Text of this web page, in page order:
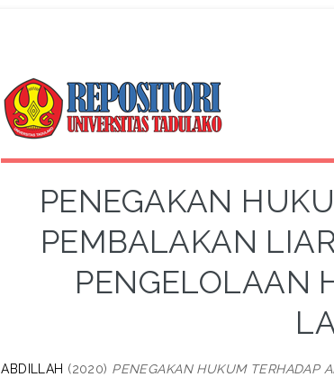
PENEGAKAN
PEMBALAKAN
PENGELOLAAN
ABDILLAH (2020) PENEGAKAN HUKUM TERHADAP